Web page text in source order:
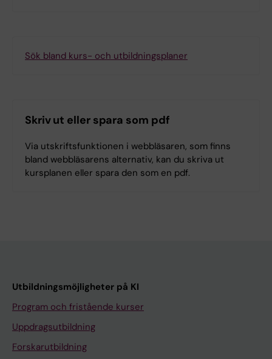
Sök bland kurs- och utbildningsplaner
Skriv ut eller spara som pdf
Via utskriftsfunktionen i webbläsaren, som finns
bland webbläsarens alternativ, kan du skriva ut
kursplanen eller spara den som en pdf.
Utbildningsmöjligheter på KI
Program och fristående kurser
Uppdragsutbildning
Forskarutbildning